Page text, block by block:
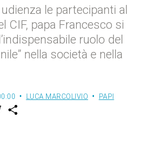
le partecipanti al
CIF, papa Francesco si
ruolo del
nella società e nella
LUCA MARCOLIVIO PAPI
w